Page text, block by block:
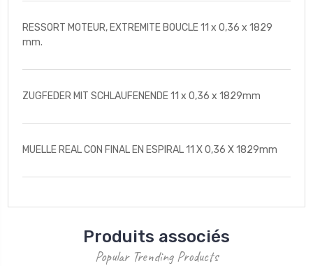
RESSORT MOTEUR, EXTREMITE BOUCLE 11 x 0,36 x 1829
mm.
ZUGFEDER MIT SCHLAUFENENDE 11 x 0,36 x 1829mm
MUELLE REAL CON FINAL EN ESPIRAL 11 X 0,36 X 1829mm
Produits associés
Popular Trending Products